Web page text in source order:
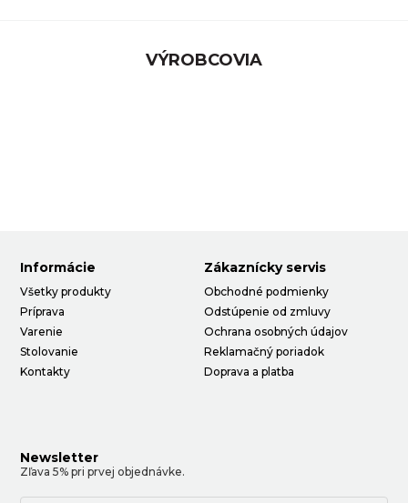
VÝROBCOVIA
Informácie
Všetky produkty
Príprava
Varenie
Stolovanie
Kontakty
Zákaznícky servis
Obchodné podmienky
Odstúpenie od zmluvy
Ochrana osobných údajov
Reklamačný poriadok
Doprava a platba
Newsletter
Zľava 5% pri prvej objednávke.